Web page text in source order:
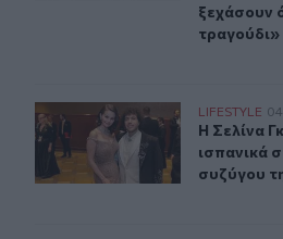
ξεχάσουν
τραγούδι»
Η Σελίνα Γκόμεζ συμμετέχει
LIFESTYLE
Η Σελίνα
Η Σελίνα
ισπανικά
συζύγου